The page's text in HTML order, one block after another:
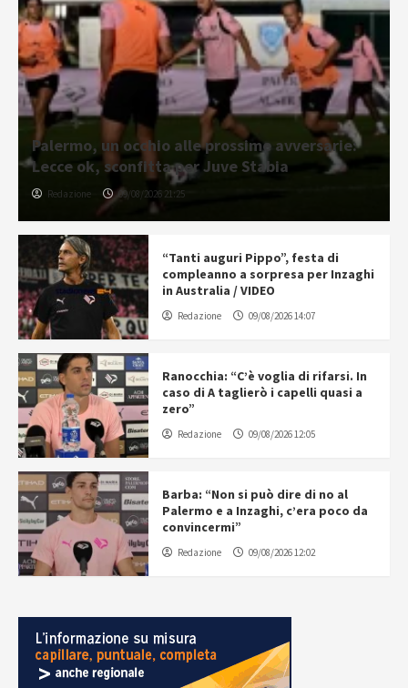
Palermo, un occhio alle prossime avversarie:
Lecce ok, sconfitta per Juve Stabia
Redazione 09/08/2026 21:25
“Tanti auguri Pippo”, festa di
compleanno a sorpresa per Inzaghi
in Australia / VIDEO
Redazione 09/08/2026 14:07
Ranocchia: “C’è voglia di rifarsi. In
caso di A taglierò i capelli quasi a
zero”
Redazione 09/08/2026 12:05
Barba: “Non si può dire di no al
Palermo e a Inzaghi, c’era poco da
convincermi”
Redazione 09/08/2026 12:02